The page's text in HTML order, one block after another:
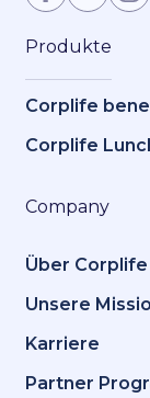
Produkte
Corplife
Corplife
Company
Über Corplife
Unsere
Karriere
Partner